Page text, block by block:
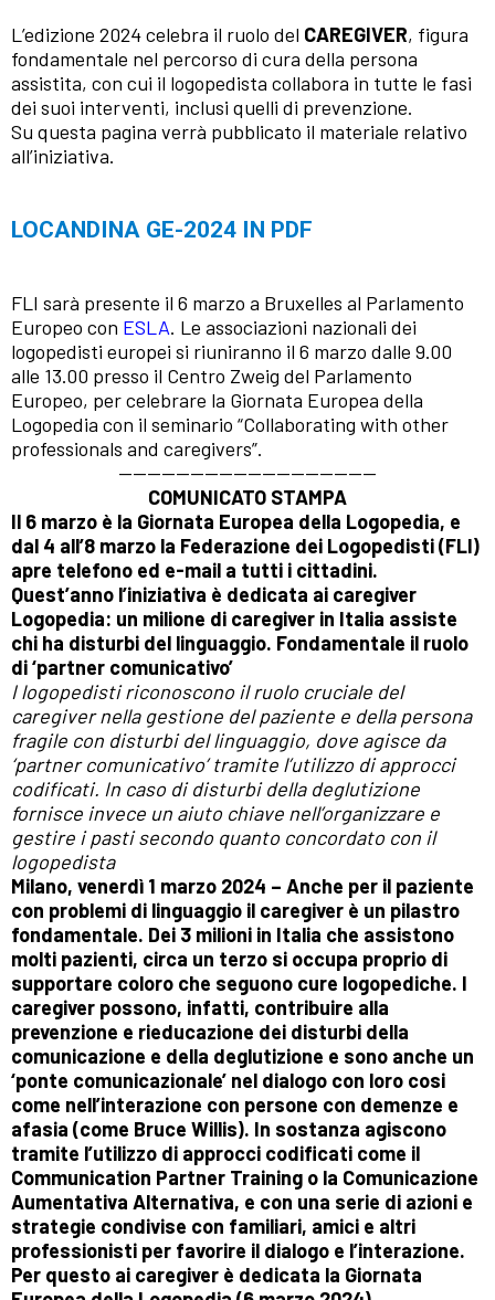
L’edizione 2024 celebra il ruolo del CAREGIVER, figura
fondamentale nel percorso di cura della persona
assistita, con cui il logopedista collabora in tutte le fasi
dei suoi interventi, inclusi quelli di prevenzione.
Su questa pagina verrà pubblicato il materiale relativo
all’iniziativa.
LOCANDINA GE-2024 IN PDF
FLI sarà presente il 6 marzo a Bruxelles al Parlamento
Europeo con ESLA. Le associazioni nazionali dei
logopedisti europei si riuniranno il 6 marzo dalle 9.00
alle 13.00 presso il Centro Zweig del Parlamento
Europeo, per celebrare la Giornata Europea della
Logopedia con il seminario “Collaborating with other
professionals and caregivers”.
——————————————————
COMUNICATO STAMPA
Il 6 marzo è la Giornata Europea della Logopedia, e
dal 4 all’8 marzo la Federazione dei Logopedisti (FLI)
apre telefono ed e-mail a tutti i cittadini.
Quest’anno l’iniziativa è dedicata ai caregiver
Logopedia: un milione di caregiver in Italia assiste
chi ha disturbi del linguaggio. Fondamentale il ruolo
di ‘partner comunicativo’
I logopedisti riconoscono il ruolo cruciale del
caregiver nella gestione del paziente e della persona
fragile con disturbi del linguaggio, dove agisce da
‘partner comunicativo’ tramite l’utilizzo di approcci
codificati. In caso di disturbi della deglutizione
fornisce invece un aiuto chiave nell’organizzare e
gestire i pasti secondo quanto concordato con il
logopedista
Milano, venerdì 1 marzo 2024 – Anche per il paziente
con problemi di linguaggio il caregiver è un pilastro
fondamentale. Dei 3 milioni in Italia che assistono
molti pazienti, circa un terzo si occupa proprio di
supportare coloro che seguono cure logopediche. I
caregiver possono, infatti, contribuire alla
prevenzione e rieducazione dei disturbi della
comunicazione e della deglutizione e sono anche un
‘ponte comunicazionale’ nel dialogo con loro cosi
come nell’interazione con persone con demenze e
afasia (come Bruce Willis). In sostanza agiscono
tramite l’utilizzo di approcci codificati come il
Communication Partner Training o la Comunicazione
Aumentativa Alternativa, e con una serie di azioni e
strategie condivise con familiari, amici e altri
professionisti per favorire il dialogo e l’interazione.
Per questo ai caregiver è dedicata la Giornata